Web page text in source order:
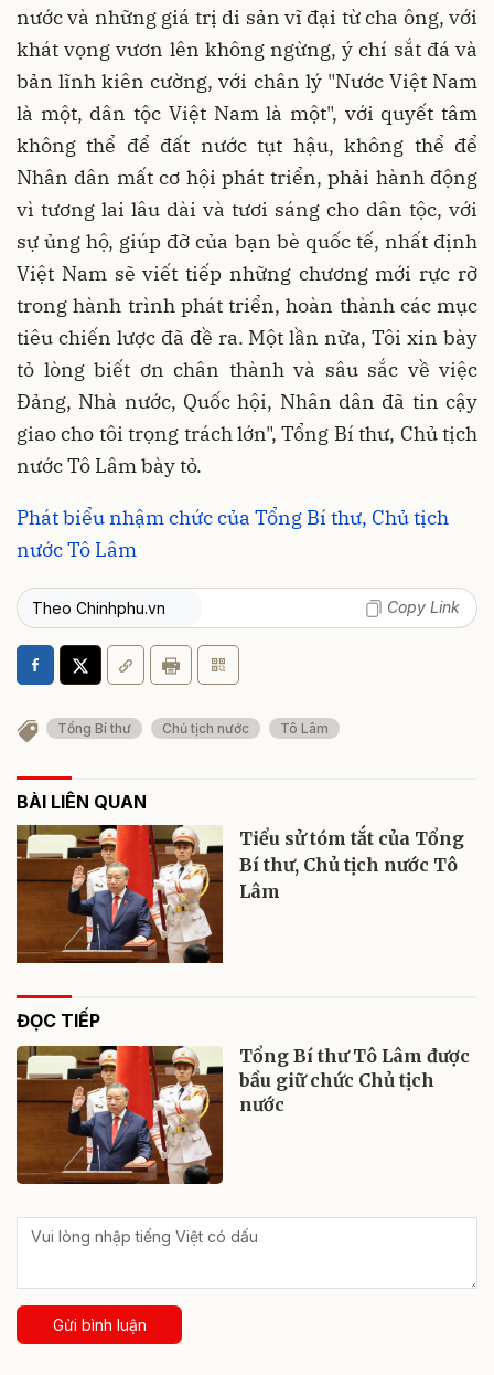
nước và những giá trị di sản vĩ đại từ cha ông, với
khát vọng vươn lên không ngừng, ý chí sắt đá và
bản lĩnh kiên cường, với chân lý "Nước Việt Nam
là một, dân tộc Việt Nam là một", với quyết tâm
không thể để đất nước tụt hậu, không thể để
Nhân dân mất cơ hội phát triển, phải hành động
vì tương lai lâu dài và tươi sáng cho dân tộc, với
sự ủng hộ, giúp đỡ của bạn bè quốc tế, nhất định
Việt Nam sẽ viết tiếp những chương mới rực rỡ
trong hành trình phát triển, hoàn thành các mục
tiêu chiến lược đã đề ra. Một lần nữa, Tôi xin bày
tỏ lòng biết ơn chân thành và sâu sắc về việc
Đảng, Nhà nước, Quốc hội, Nhân dân đã tin cậy
giao cho tôi trọng trách lớn", Tổng Bí thư, Chủ tịch
nước Tô Lâm bày tỏ.
Phát biểu nhậm chức của Tổng Bí thư, Chủ tịch
nước Tô Lâm
Theo Chinhphu.vn Copy Link
Tổng Bí thư Chủ tịch nước Tô Lâm
BÀI LIÊN QUAN
Tiểu sử tóm tắt của Tổng
Bí thư, Chủ tịch nước Tô
Lâm
ĐỌC TIẾP
Tổng Bí thư Tô Lâm được
bầu giữ chức Chủ tịch
nước
Gửi bình luận